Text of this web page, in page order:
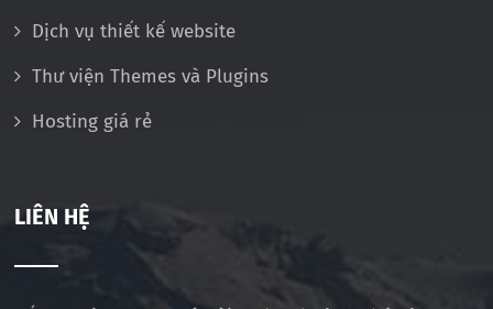
Dịch vụ thiết kế website
Thư viện Themes và Plugins
Hosting giá rẻ
LIÊN HỆ